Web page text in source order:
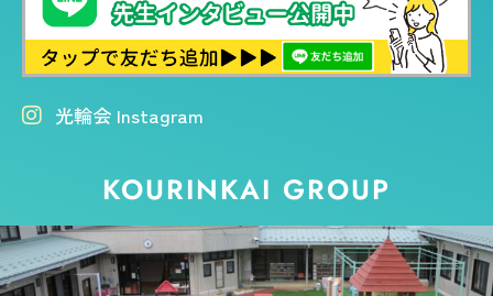
光輪会 Instagram
KOURINKAI GROUP